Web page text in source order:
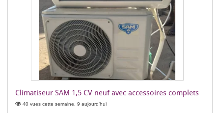
Climatiseur SAM 1,5 CV neuf avec accessoires complets
40 vues cette semaine, 9 aujourd'hui